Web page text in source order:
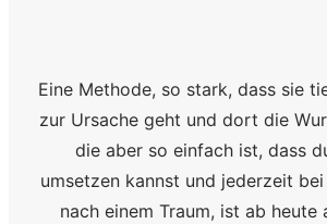
Eine Methode, so stark, dass sie
zur Ursache geht und dort die
die aber so einfach ist, dass
umsetzen kannst und jederzeit
nach einem Traum, ist ab heute